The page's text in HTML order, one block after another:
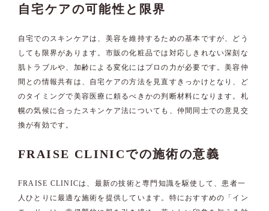
自宅ケアの可能性と限界
自宅でのスキンケアは、美容を維持するための基本ですが、どう
しても限界があります。市販の化粧品では対応しきれない深刻な
肌トラブルや、加齢による変化にはプロの力が必要です。美容仲
間との情報共有は、自宅ケアの方法を見直すきっかけとなり、ど
のタイミングで美容医療に頼るべきかの判断材料になります。札
幌の気候に合ったスキンケア法についても、仲間同士での意見交
換が有効です。
FRAISE CLINICでの施術の意義
FRAISE CLINICは、最新の技術と専門知識を駆使して、患者一
人ひとりに最適な施術を提供しています。特におすすめの「イン